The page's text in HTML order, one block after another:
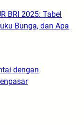
BRI 2025: Tabel
Bunga, dan Apa
dengan